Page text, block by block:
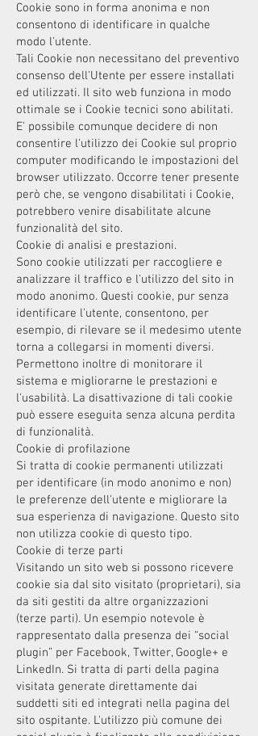
Cookie sono in forma anonima e non
consentono di identificare in qualche
modo l'utente.
Tali Cookie non necessitano del preventivo
consenso dell'Utente per essere installati
ed utilizzati. Il sito web funziona in modo
ottimale se i Cookie tecnici sono abilitati.
E' possibile comunque decidere di non
consentire l'utilizzo dei Cookie sul proprio
computer modificando le impostazioni del
browser utilizzato. Occorre tener presente
però che, se vengono disabilitati i Cookie,
potrebbero venire disabilitate alcune
funzionalità del sito.
Cookie di analisi e prestazioni.
Sono cookie utilizzati per raccogliere e
analizzare il traffico e l'utilizzo del sito in
modo anonimo. Questi cookie, pur senza
identificare l'utente, consentono, per
esempio, di rilevare se il medesimo utente
torna a collegarsi in momenti diversi.
Permettono inoltre di monitorare il
sistema e migliorarne le prestazioni e
l'usabilità. La disattivazione di tali cookie
può essere eseguita senza alcuna perdita
di funzionalità.
Cookie di profilazione
Si tratta di cookie permanenti utilizzati
per identificare (in modo anonimo e non)
le preferenze dell'utente e migliorare la
sua esperienza di navigazione. Questo sito
non utilizza cookie di questo tipo.
Cookie di terze parti
Visitando un sito web si possono ricevere
cookie sia dal sito visitato (proprietari), sia
da siti gestiti da altre organizzazioni
(terze parti). Un esempio notevole è
rappresentato dalla presenza dei “social
plugin” per Facebook, Twitter, Google+ e
LinkedIn. Si tratta di parti della pagina
visitata generate direttamente dai
suddetti siti ed integrati nella pagina del
sito ospitante. L'utilizzo più comune dei